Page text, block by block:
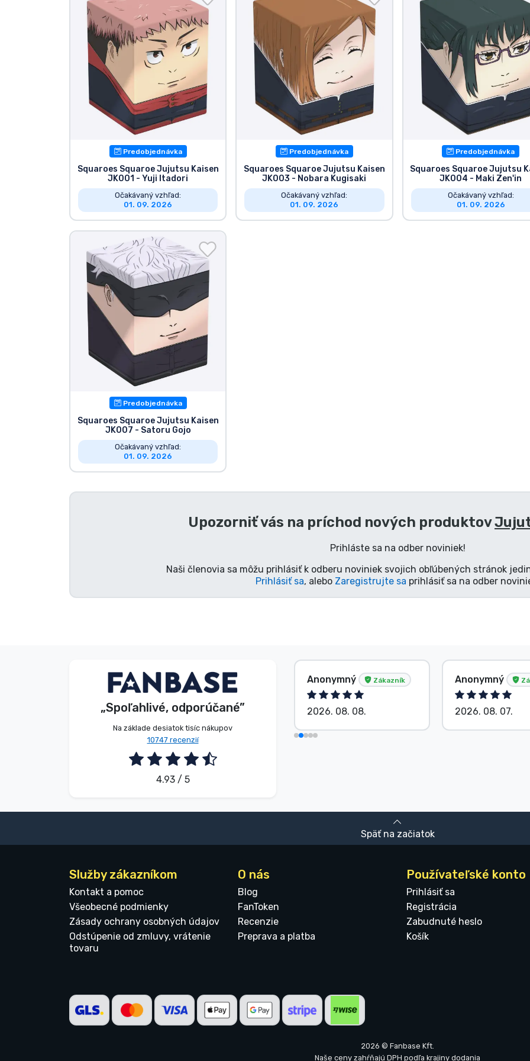
Predobjednávka
Squaroes Squaroe Jujutsu Kaisen
JK001 - Yuji Itadori
Očakávaný vzhľad:
01. 09. 2026
Predobjednávka
Squaroes Squaroe Jujutsu Kaisen
JK003 - Nobara Kugisaki
Očakávaný vzhľad:
01. 09. 2026
Predobjednávka
Squaroes Squaroe Jujutsu
JK004 - Maki Zen'in
Očakávaný vzhľad:
01. 09. 2026
Predobjednávka
Squaroes Squaroe Jujutsu Kaisen
JK007 - Satoru Gojo
Očakávaný vzhľad:
01. 09. 2026
Upozorniť vás na príchod nových produktov
Prihláste sa na odber noviniek!
Naši členovia sa môžu prihlásiť k odberu noviniek svojich obľúbených stránok
Prihlásiť sa, alebo Zaregistrujte sa prihlásiť sa na odber
„Spoľahlivé, odporúčané”
Na základe desiatok tisíc nákupov
10747 recenzií
4.93 / 5
Dávid Sulyok
Zákazník
2026. 08. 08.
Anonymný Zákazník
2026. 08. 08.
Anonymný
2026. 08. 07.
Späť na začiatok
Služby zákazníkom
Kontakt a pomoc
Všeobecné podmienky
Zásady ochrany osobných údajov
Odstúpenie od zmluvy, vrátenie
tovaru
O nás
Blog
FanToken
Recenzie
Preprava a platba
Používateľské konto
Prihlásiť sa
Registrácia
Zabudnuté heslo
Košík
2026 © Fanbase Kft.
Naše ceny zahŕňajú DPH podľa krajiny dodania
Zoradiť podľa série
Zoradiť podľa filmov
Zoradiť podľa karikatúry
Zoradiť podľa Anime
Zoradiť podľa hier
Zoradiť podľa športu
Zoradiť podľa hudby
Typy výrobkov